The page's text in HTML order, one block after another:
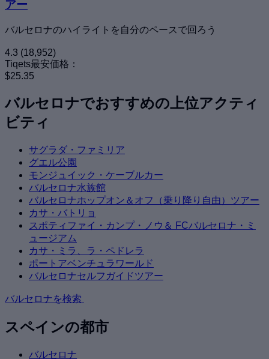
アー
バルセロナのハイライトを自分のペースで回ろう
4.3 (18,952)
Tiqets最安価格：
$25.35
バルセロナでおすすめの上位アクティ
ビティ
サグラダ・ファミリア
グエル公園
モンジュイック・ケーブルカー
バルセロナ水族館
バルセロナホップオン＆オフ（乗り降り自由）ツアー
カサ・バトリョ
スポティファイ・カンプ・ノウ＆ FCバルセロナ・ミ
ュージアム
カサ・ミラ、ラ・ペドレラ
ポートアベンチュラワールド
バルセロナセルフガイドツアー
バルセロナを検索
スペインの都市
バルセロナ